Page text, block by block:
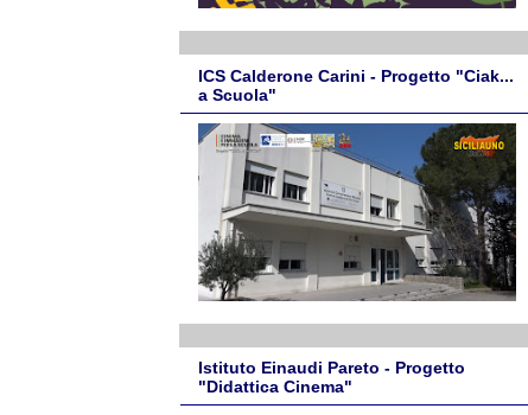
ICS Calderone Carini - Progetto "Ciak...
a Scuola"
Istituto Einaudi Pareto - Progetto
"Didattica Cinema"